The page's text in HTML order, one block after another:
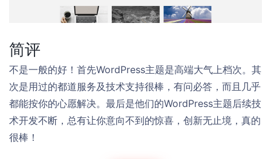
简评
不是一般的好！首先WordPress主题是高端大气上档次。其
次是用过的都道服务及技术支持很棒，有问必答，而且几乎
都能按你的心愿解决。最后是他们的WordPress主题后续技
术开发不断，总有让你意向不到的惊喜，创新无止境，真的
很棒！